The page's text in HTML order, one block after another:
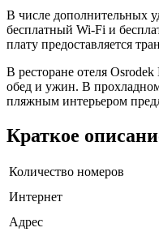
В числе дополнительных
бесплатный Wi-Fi и
плату предоставляется
В ресторане отеля
обед и ужин. В
пляжным интерьером
Краткое
Количество номеров
Интернет
Адрес